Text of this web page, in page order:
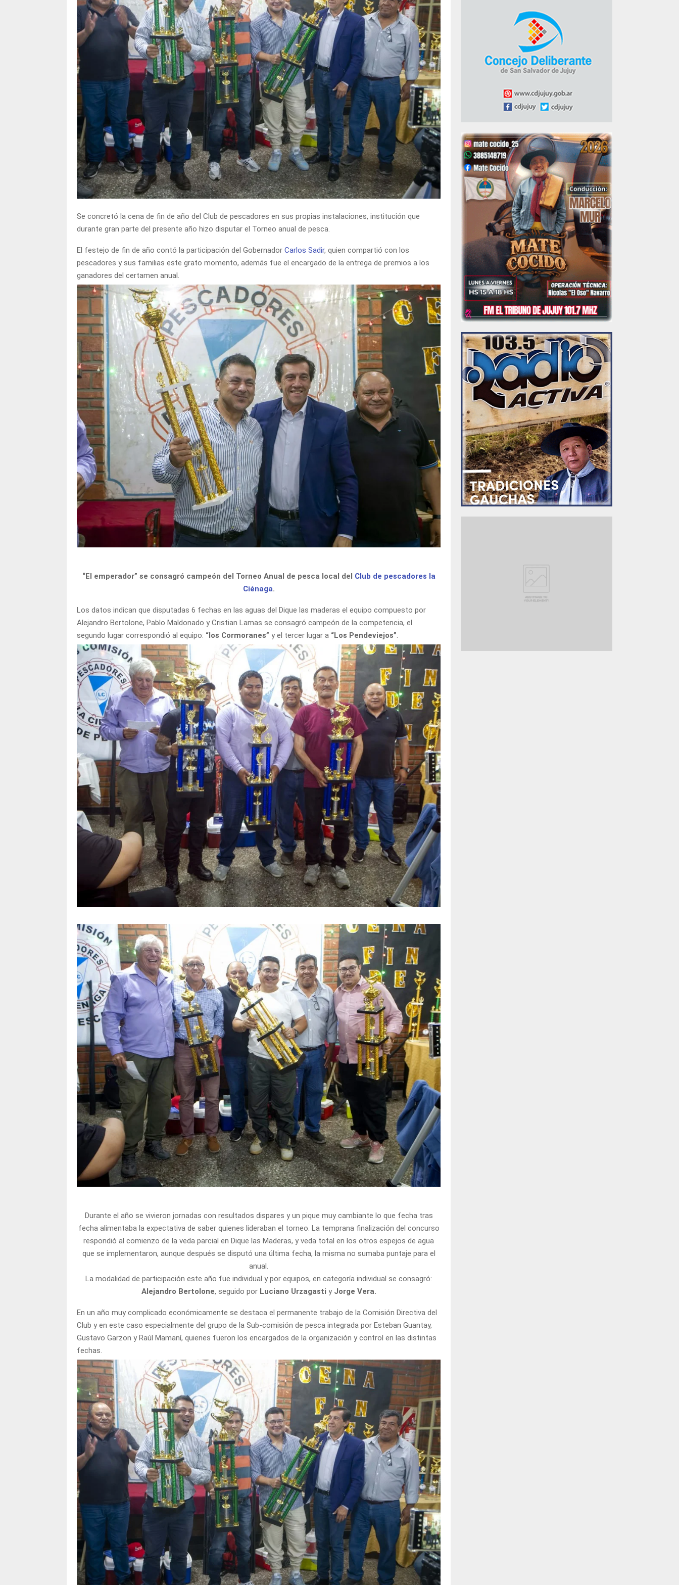
Se concretó la cena de fin de año del Club de pescadores en sus propias instalaciones, institución que
durante gran parte del presente año hizo disputar el Torneo anual de pesca.
El festejo de fin de año contó la participación del Gobernador Carlos Sadir, quien compartió con los
pescadores y sus familias este grato momento, además fue el encargado de la entrega de premios a los
ganadores del certamen anual.
“El emperador” se consagró campeón del Torneo Anual de pesca local del Club de pescadores la
Ciénaga.
Los datos indican que disputadas 6 fechas en las aguas del Dique las maderas el equipo compuesto por
Alejandro Bertolone, Pablo Maldonado y Cristian Lamas se consagró campeón de la competencia, el
segundo lugar correspondió al equipo: “los Cormoranes” y el tercer lugar a “Los Pendeviejos”.
Durante el año se vivieron jornadas con resultados dispares y un pique muy cambiante lo que fecha tras
fecha alimentaba la expectativa de saber quienes lideraban el torneo. La temprana finalización del concurso
respondió al comienzo de la veda parcial en Dique las Maderas, y veda total en los otros espejos de agua
que se implementaron, aunque después se disputó una última fecha, la misma no sumaba puntaje para el
anual.
La modalidad de participación este año fue individual y por equipos, en categoría individual se consagró:
Alejandro Bertolone, seguido por Luciano Urzagasti y Jorge Vera.
En un año muy complicado económicamente se destaca el permanente trabajo de la Comisión Directiva del
Club y en este caso especialmente del grupo de la Sub-comisión de pesca integrada por Esteban Guantay,
Gustavo Garzon y Raúl Mamaní, quienes fueron los encargados de la organización y control en las distintas
fechas.